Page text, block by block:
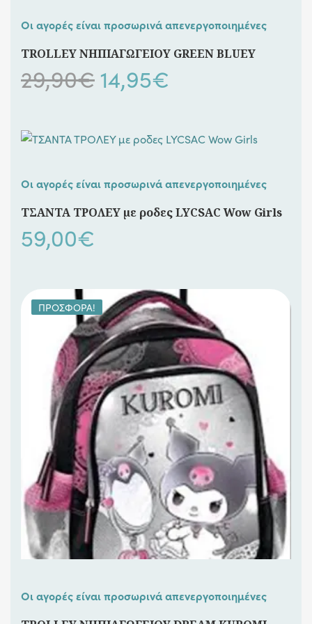
Οι αγορές είναι προσωρινά απενεργοποιημένες
TROLLEY ΝΗΠΙΑΓΩΓΕΙΟΥ GREEN BLUEY
29,90€ Original
was:
29,90€.
14,95€
τιμή
είναι:
14,95€.
Οι αγορές είναι προσωρινά απενεργοποιημένες
ΤΣΑΝΤΑ ΤΡΟΛΕΥ με ροδες LYCSAC Wow Girls
59,00€
ΠΡΟΣΦΟΡΆ!
Οι αγορές είναι προσωρινά απενεργοποιημένες